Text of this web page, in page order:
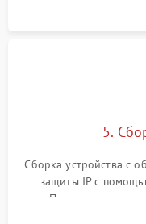
5.
Сборка устройства с
защиты IP с
Программная
абсолютно черному